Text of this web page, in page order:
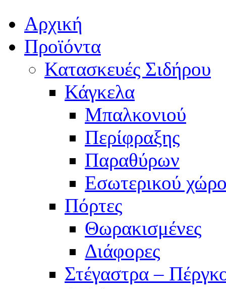
Αρχική
Προϊόντα
Κατασκευές Σιδήρου
Κάγκελα
Μπαλκονιού
Περίφραξης
Παραθύρων
Εσωτερικού
Πόρτες
Θωρακισμένες
Διάφορες
Στέγαστρα –